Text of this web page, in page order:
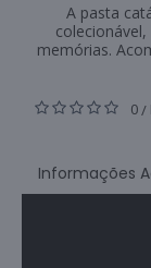
A pasta
memórias.
0 /
Informações